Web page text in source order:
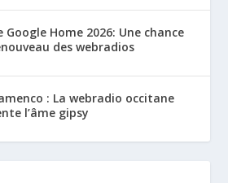
Google Home 2026: Une chance
des webradios
: La webradio occitane
l’âme gipsy